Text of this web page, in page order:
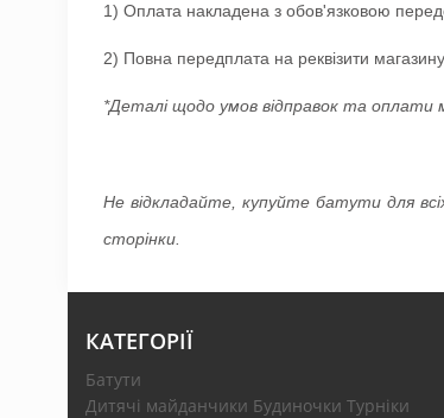
1) Оплата накладена з обов'язковою
2) Повна передплата на реквізити магазину.
*Деталі щодо умов відправок та
Не відкладайте, купуйте батути для
сторінки.
КАТЕГОРІЇ
Батути
Дитячі майданчики Будиночки Турніки